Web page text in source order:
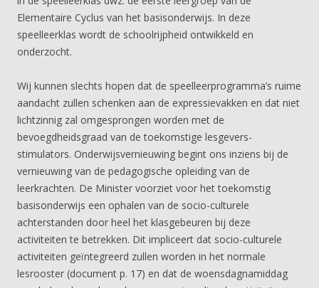
Elementaire Cyclus van het basisonderwijs. In deze
speelleerklas wordt de schoolrijpheid ontwikkeld en
onderzocht.
Wij kunnen slechts hopen dat de speelleerprogramma’s ruime
aandacht zullen schenken aan de expressievakken en dat niet
lichtzinnig zal omgesprongen worden met de
bevoegdheidsgraad van de toekomstige lesgevers-
stimulators. Onderwijsvernieuwing begint ons inziens bij de
vernieuwing van de pedagogische opleiding van de
leerkrachten. De Minister voorziet voor het toekomstig
basisonderwijs een ophalen van de socio-culturele
achterstanden door heel het klasgebeuren bij deze
activiteiten te betrekken. Dit impliceert dat socio-culturele
activiteiten geïntegreerd zullen worden in het normale
lesrooster (document p. 17) en dat de woensdagnamiddag